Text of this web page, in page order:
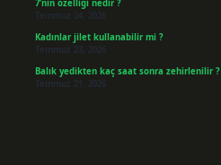
7’nin özelliği nedir ?
Temmuz 24, 2026
Kadınlar jilet kullanabilir mi ?
Temmuz 23, 2026
Balık yedikten kaç saat sonra zehirlenilir ?
Temmuz 21, 2026